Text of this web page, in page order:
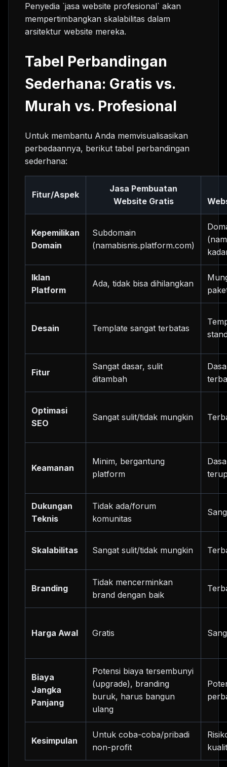
Penyedia `jasa website profesional` akan
mempertimbangkan skalabilitas dalam
arsitektur website mereka.
Tabel Perbandingan
Sederhana: Gratis vs.
Murah vs. Profesional
Untuk membantu Anda memvisualisasikan
perbedaannya, berikut tabel perbandingan
sederhana:
Fitur/Aspek
Jasa Pembuatan
Website Gratis
Kepemilikan
Domain
Subdomain
(namabisnis.platform.com)
Iklan
Platform
Ada, tidak bisa dihilangkan
Desain Template sangat terbatas
Fitur
Sangat dasar, sulit
ditambah
Optimasi
SEO
Sangat sulit/tidak mungkin
Keamanan
Minim, bergantung
platform
Dukungan
Teknis
Tidak ada/forum
komunitas
Skalabilitas Sangat sulit/tidak mungkin
Branding
Tidak mencerminkan
brand dengan baik
Harga Awal Gratis
Biaya
Jangka
Panjang
Potensi biaya tersembunyi
(upgrade), branding
buruk, harus bangun
ulang
Kesimpulan
Untuk coba-coba/pribadi
non-profit